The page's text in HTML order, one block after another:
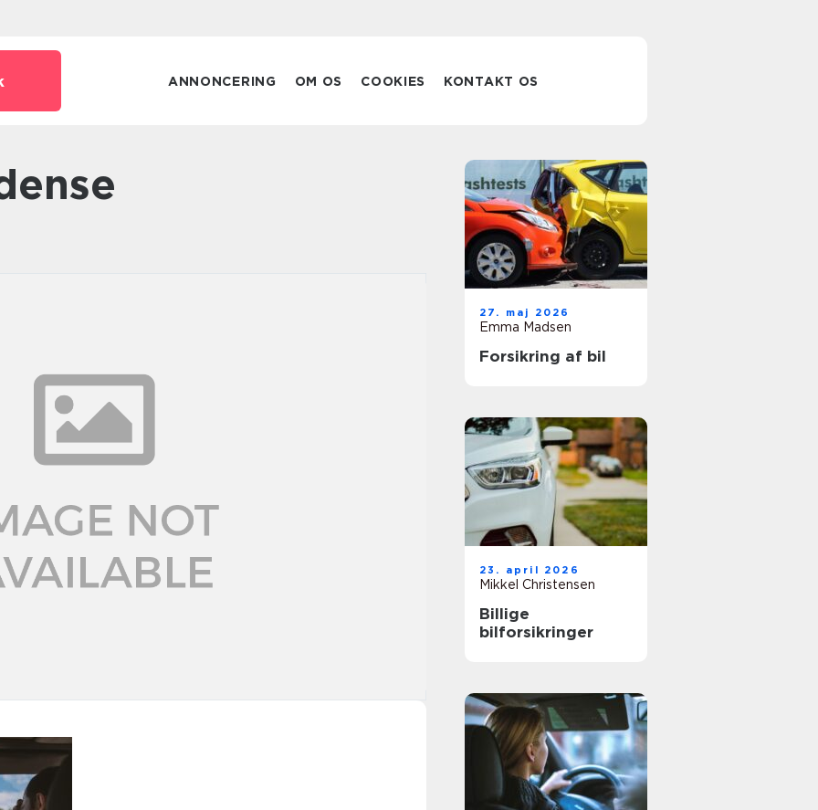
ANNONCERING OM OS COOKIES KONTAKT OS
27. maj 2026
Emma Madsen
Forsikring af bil
23. april 2026
Mikkel Christensen
Billige
bilforsikringer